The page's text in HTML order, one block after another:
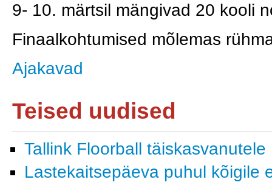
9- 10. märtsil mängivad 20 kooli
Finaalkohtumised mõlemas
Ajakavad
Teised uudised
Tallink Floorball täiskasvanutele
Lastekaitsepäeva puhul kõigile